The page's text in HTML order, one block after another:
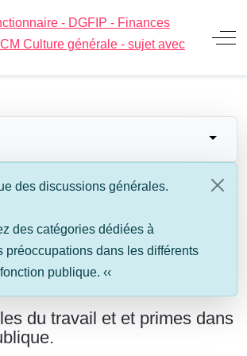
Off-
des discussions générales.
des catégories dédiées à
préoccupations dans les différents
publique. ‹‹
du travail et et primes dans